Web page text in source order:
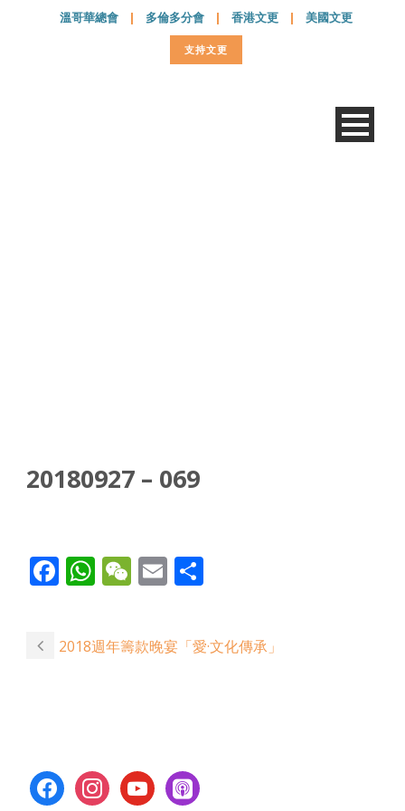
溫哥華總會 | 多倫多分會 | 香港文更 | 美國文更
支持文更
20180927 – 069
Facebook
WhatsApp
WeChat
Email
2018週年籌款晚宴「愛·文化傳承」
facebookinstagramyoutubeapple-
podcasts